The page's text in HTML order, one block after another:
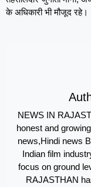
के अधिकारी भी मौजूद रहे।
NEWS IN
honest and
news,Hindi news
Indian film
focus on ground
RAJASTHAN